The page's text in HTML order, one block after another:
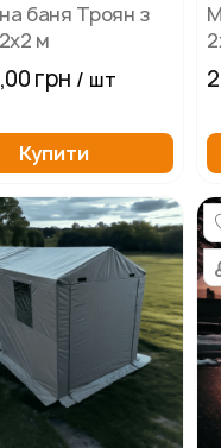
баня Троян з
м
грн / шт
Купити